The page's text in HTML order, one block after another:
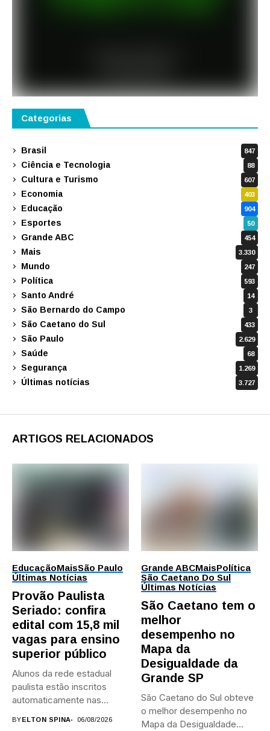
Categorias
Brasil 847
Ciência e Tecnologia 88
Cultura e Turismo 607
Economia 403
Educação 904
Esportes 50
Grande ABC 454
Mais 3.330
Mundo 247
Política 593
Santo André 14
São Bernardo do Campo 3
São Caetano do Sul 433
São Paulo 2.629
Saúde 68
Segurança 1.269
Últimas notícias 3.727
ARTIGOS RELACIONADOS
EducaçãoMaisSão Paulo
Últimas Notícias
Provão Paulista
Seriado: confira
edital com 15,8 mil
vagas para ensino
superior público
Alunos da rede estadual
paulista estão inscritos
automaticamente nas
BYELTON SPINA 06/08/2026
Grande ABCMaisPolítica
São Caetano Do Sul
Últimas Notícias
São Caetano tem o
melhor
desempenho no
Mapa da
Desigualdade da
Grande SP
São Caetano do Sul obteve
o melhor desempenho no
Mapa da Desigualdade...